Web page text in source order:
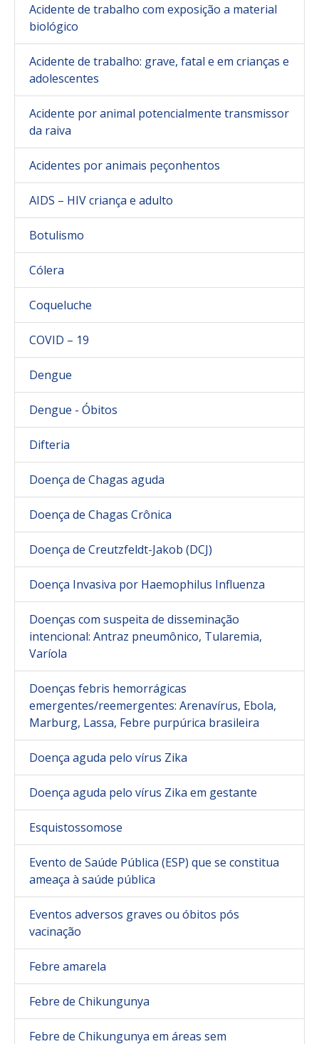
Acidente de trabalho com exposição a material
biológico
Acidente de trabalho: grave, fatal e em crianças e
adolescentes
Acidente por animal potencialmente transmissor
da raiva
Acidentes por animais peçonhentos
AIDS – HIV criança e adulto
Botulismo
Cólera
Coqueluche
COVID – 19
Dengue
Dengue - Óbitos
Difteria
Doença de Chagas aguda
Doença de Chagas Crônica
Doença de Creutzfeldt-Jakob (DCJ)
Doença Invasiva por Haemophilus Influenza
Doenças com suspeita de disseminação
intencional: Antraz pneumônico, Tularemia,
Varíola
Doenças febris hemorrágicas
emergentes/reemergentes: Arenavírus, Ebola,
Marburg, Lassa, Febre purpúrica brasileira
Doença aguda pelo vírus Zika
Doença aguda pelo vírus Zika em gestante
Esquistossomose
Evento de Saúde Pública (ESP) que se constitua
ameaça à saúde pública
Eventos adversos graves ou óbitos pós
vacinação
Febre amarela
Febre de Chikungunya
Febre de Chikungunya em áreas sem